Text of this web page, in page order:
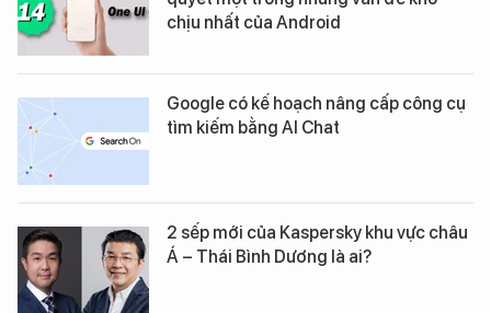
chịu nhất của Android
Google có kế hoạch nâng cấp công cụ
tìm kiếm bằng AI Chat
2 sếp mới của Kaspersky khu vực châu
Á – Thái Bình Dương là ai?